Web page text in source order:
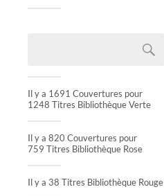
Il y a 1691 Couvertures pour
1248 Titres Bibliothèque Verte
Il y a 820 Couvertures pour
759 Titres Bibliothèque Rose
Il y a 38 Titres Bibliothèque Rouge